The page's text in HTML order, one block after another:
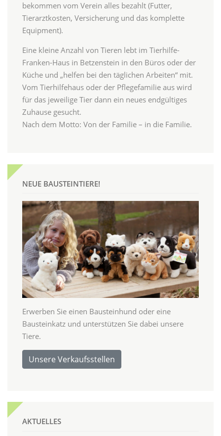
bekommen vom Verein alles bezahlt (Futter,
Tierarztkosten, Versicherung und das komplette
Equipment).
Eine kleine Anzahl von Tieren lebt im Tierhilfe-
Franken-Haus in Betzenstein in den Büros oder der
Küche und „helfen bei den täglichen Arbeiten“ mit.
Vom Tierhilfehaus oder der Pflegefamilie aus wird
für das jeweilige Tier dann ein neues endgültiges
Zuhause gesucht.
Nach dem Motto: Von der Familie – in die Familie.
NEUE BAUSTEINTIERE!
Erwerben Sie einen Bausteinhund oder eine
Bausteinkatz und unterstützen Sie dabei unsere
Tiere.
Unsere Verkaufsstellen
AKTUELLES